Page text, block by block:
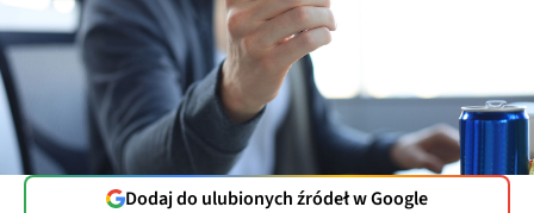
Dodaj do ulubionych źródeł w Google